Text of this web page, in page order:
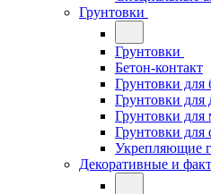
Грунтовки
Грунтовки
Бетон-контакт
Грунтовки для
Грунтовки для
Грунтовки для
Грунтовки для
Укрепляющие
Декоративные и